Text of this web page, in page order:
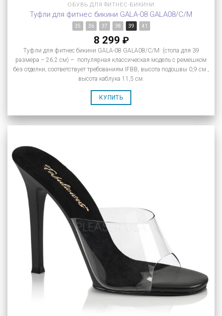
ОБУВЬ ДЛЯ ФИТНЕС-БИКИНИ
Туфли для фитнес бикини GALA-08 GALA08/C/M
35 36 37 38 39 41
8 299 ₽
Туфли для фитнес бикини GALA-08 GALA08/C/M (стопа для 39
размера – 26.2 см) – популярная классическая модель с ремешком
без отделки, соответствует требованиям IFBB, высота подошвы 0,9 см.,
высота каблука 11,5 см.
КУПИТЬ